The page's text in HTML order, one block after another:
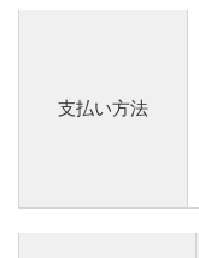
支払い方法